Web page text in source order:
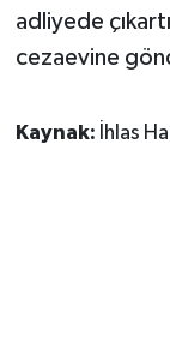
adliyede
cezaevine
Kaynak: İhlas